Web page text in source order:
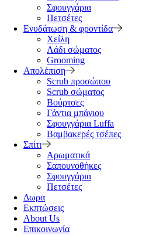
Σφουγγάρια
Πετσέτες
Ενυδάτωση & φροντίδα
Χείλη
Λάδι σώματος
Grooming
Απολέπιση
Scrub προσώπου
Scrub σώματος
Βούρτσες
Γάντια μπάνιου
Σφουγγάρια Luffa
Βαμβακερές τσέπες
Σπίτι
Αρωματικά
Σαπουνοθήκες
Σφουγγάρια
Πετσέτες
Δωρα
Εκπτώσεις
About Us
Επικοινωνία